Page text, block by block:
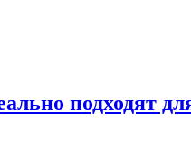
подходят